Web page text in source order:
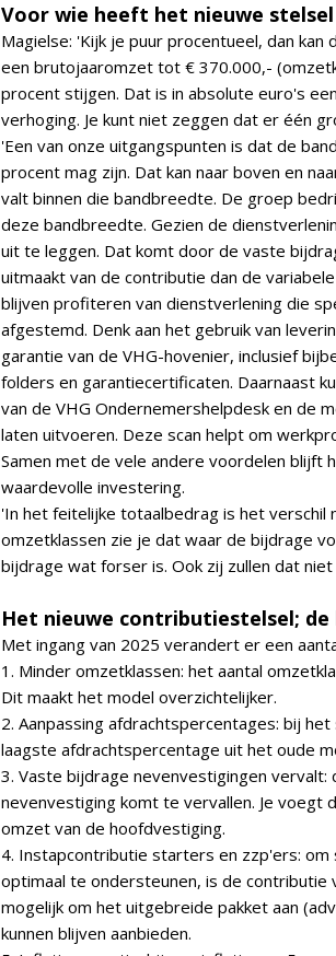
Voor wie heeft het nieuwe
Magielse: 'Kijk je puur procentueel, dan
een brutojaaromzet tot € 370.000,-
procent stijgen. Dat is in absolute euro's
verhoging. Je kunt niet zeggen dat er één
'Een van onze uitgangspunten is dat de
procent mag zijn. Dat kan naar boven en
valt binnen die bandbreedte. De groep
deze bandbreedte. Gezien de
uit te leggen. Dat komt door de vaste
uitmaakt van de contributie dan de
blijven profiteren van dienstverlening die
afgestemd. Denk aan het gebruik van
garantie van de VHG-hovenier, inclusief
folders en garantiecertificaten. Daarnaast
van de VHG Ondernemershelpdesk en de
laten uitvoeren. Deze scan helpt om
Samen met de vele andere voordelen blijft
waardevolle investering.
'In het feitelijke totaalbedrag is het verschil
omzetklassen zie je dat waar de bijdrage
bijdrage wat forser is. Ook zij zullen dat
Het nieuwe contributiestelsel;
Met ingang van 2025 verandert er een
1. Minder omzetklassen: het aantal
Dit maakt het model overzichtelijker.
2. Aanpassing afdrachtspercentages: bij
laagste afdrachtspercentage uit het oude
3. Vaste bijdrage nevenvestigingen
nevenvestiging komt te vervallen. Je voegt
omzet van de hoofdvestiging.
4. Instapcontributie starters en zzp'ers:
optimaal te ondersteunen, is de
mogelijk om het uitgebreide pakket aan
kunnen blijven aanbieden.